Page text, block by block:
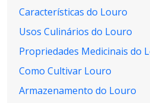
Características do Louro
Usos Culinários do Louro
Propriedades Medicinais do
Como Cultivar Louro
Armazenamento do Louro